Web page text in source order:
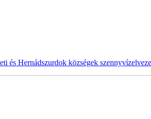
és Hernádszurdok községek